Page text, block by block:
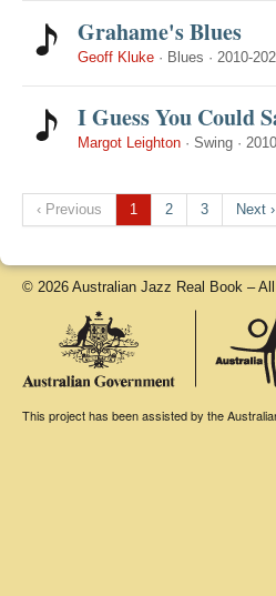
Grahame's Blues
Geoff Kluke · Blues · 2010-
I Guess You Could
Margot Leighton · Swing ·
‹ Previous 1 2 3 Next ›
© 2026 Australian Jazz Real Book –
This project has been assisted by the